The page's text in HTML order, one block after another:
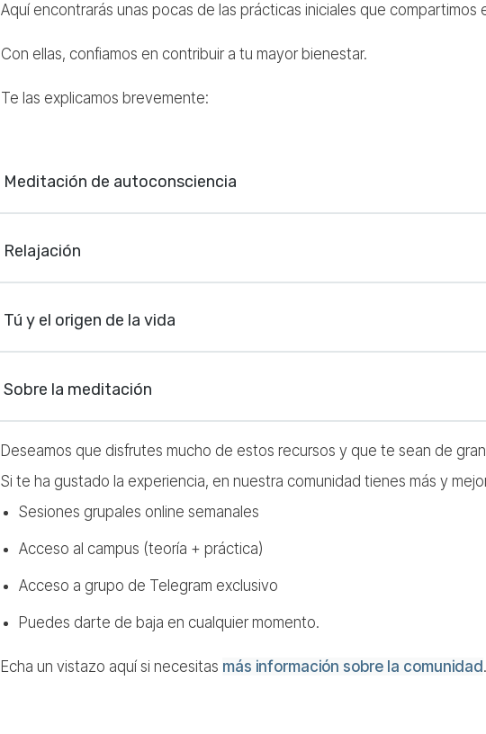
Aquí encontrarás unas pocas de las prácticas iniciales que compartimos
Con ellas, confiamos en contribuir a tu mayor bienestar.
Te las explicamos brevemente:
Meditación de autoconsciencia
Relajación
Tú y el origen de la vida
Sobre la meditación
Deseamos que disfrutes mucho de estos recursos y que te sean de
Si te ha gustado la experiencia, en nuestra comunidad tienes más y
Sesiones grupales online semanales
Acceso al campus (teoría + práctica)
Acceso a grupo de Telegram exclusivo
Puedes darte de baja en cualquier momento.
Echa un vistazo aquí si necesitas más información sobre la comunidad .